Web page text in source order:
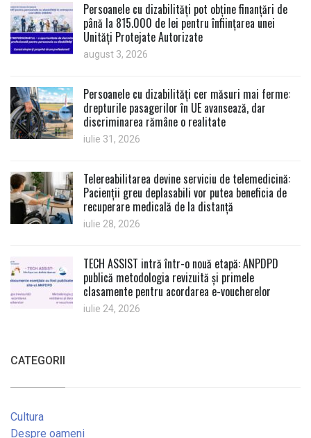
Persoanele cu dizabilități pot obține finanțări de
până la 815.000 de lei pentru înființarea unei
Unități Protejate Autorizate
august 3, 2026
Persoanele cu dizabilități cer măsuri mai ferme:
drepturile pasagerilor în UE avansează, dar
discriminarea rămâne o realitate
iulie 31, 2026
Telereabilitarea devine serviciu de telemedicină:
Pacienții greu deplasabili vor putea beneficia de
recuperare medicală de la distanță
iulie 28, 2026
TECH ASSIST intră într-o nouă etapă: ANPDPD
publică metodologia revizuită și primele
clasamente pentru acordarea e-voucherelor
iulie 24, 2026
CATEGORII
Cultura
Despre oameni